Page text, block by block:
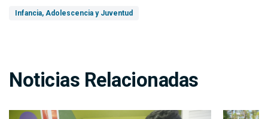
Infancia, Adolescencia y Juventud
Noticias Relacionadas